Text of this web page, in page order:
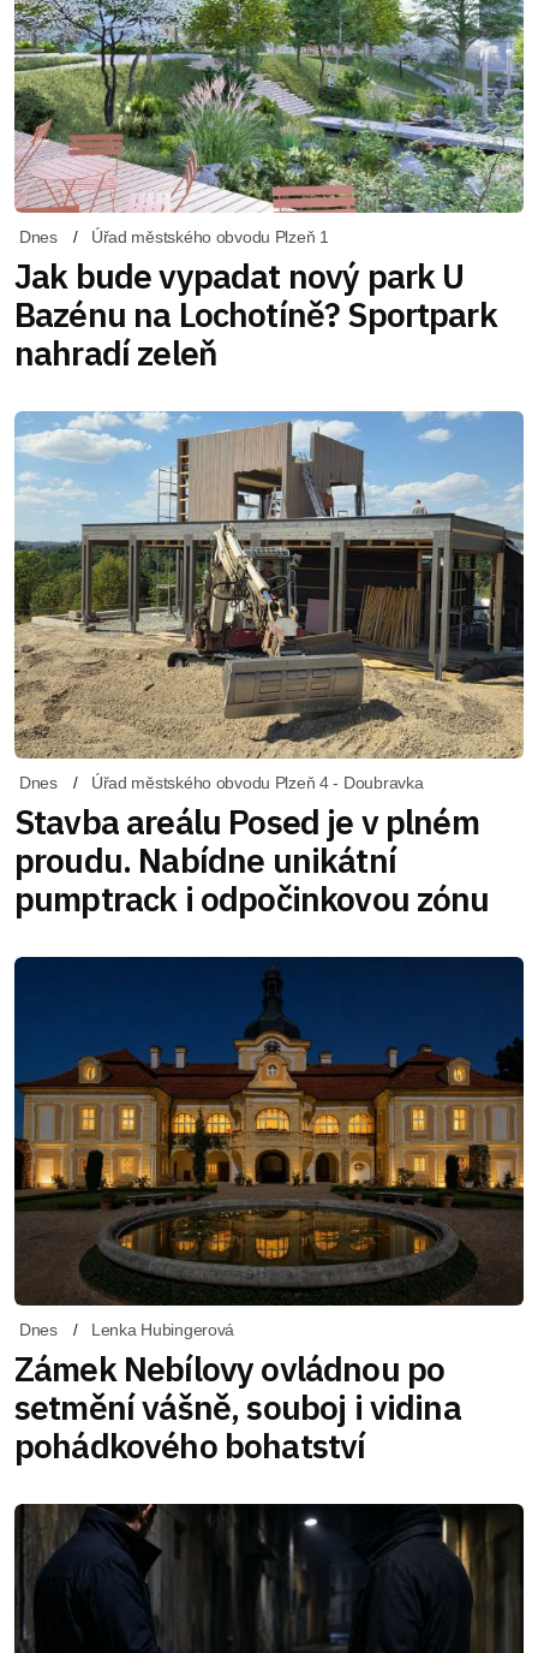
Dnes Úřad městského obvodu Plzeň 1
Jak bude vypadat nový park U
Bazénu na Lochotíně? Sportpark
nahradí zeleň
Dnes Úřad městského obvodu Plzeň 4 - Doubravka
Stavba areálu Posed je v plném
proudu. Nabídne unikátní
pumptrack i odpočinkovou zónu
Dnes Lenka Hubingerová
Zámek Nebílovy ovládnou po
setmění vášně, souboj i vidina
pohádkového bohatství